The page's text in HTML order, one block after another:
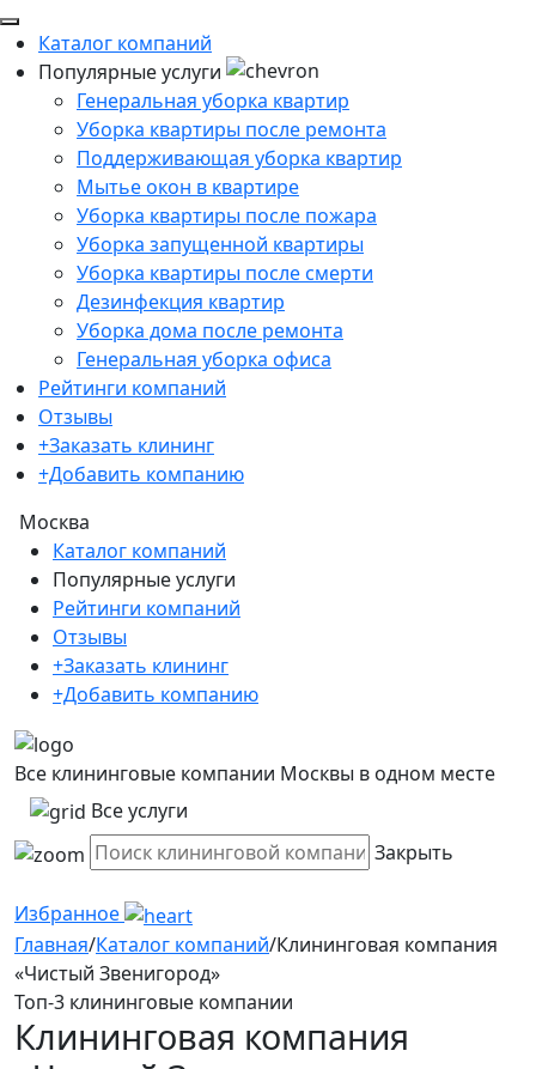
Каталог компаний
Популярные услуги
Генеральная уборка квартир
Уборка квартиры после ремонта
Поддерживающая уборка квартир
Мытье окон в квартире
Уборка квартиры после пожара
Уборка запущенной квартиры
Уборка квартиры после смерти
Дезинфекция квартир
Уборка дома после ремонта
Генеральная уборка офиса
Рейтинги компаний
Отзывы
+Заказать клининг
+Добавить компанию
Москва
Каталог компаний
Популярные услуги
Рейтинги компаний
Отзывы
+Заказать клининг
+Добавить компанию
Все клининговые компании Москвы в одном месте
Все услуги
Закрыть
Избранное
Главная/Каталог компаний/Клининговая компания
«Чистый Звенигород»
Топ-3 клининговые компании
Клининговая компания